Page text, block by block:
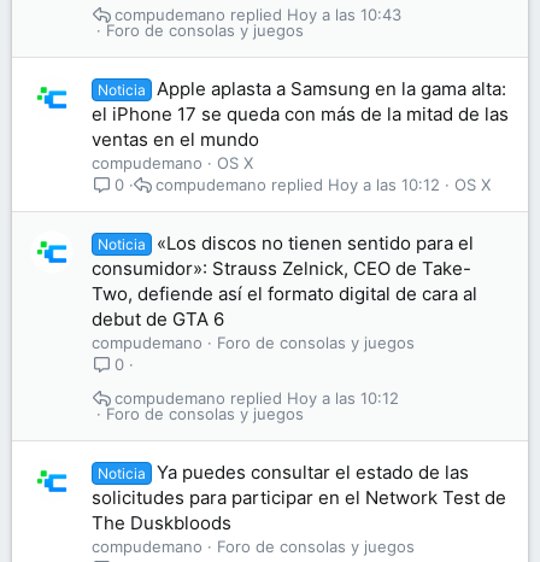
Foro de consolas y juegos
Hoy a las 10:43
compudemano
Noticia
Apple aplasta a Samsung en la gama alta:
el iPhone 17 se queda con más de la mitad de las
ventas en el mundo
compudemano
OS X
0
OS X
Hoy a las 10:12
compudemano
Noticia
«Los discos no tienen sentido para el
consumidor»: Strauss Zelnick, CEO de Take-
Two, defiende así el formato digital de cara al
debut de GTA 6
compudemano
Foro de consolas y juegos
0
Foro de consolas y juegos
Hoy a las 10:12
compudemano
Noticia
Ya puedes consultar el estado de las
solicitudes para participar en el Network Test de
The Duskbloods
compudemano
Foro de consolas y juegos